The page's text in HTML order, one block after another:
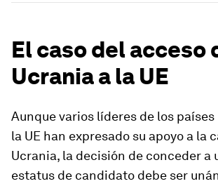
El caso del acceso
Ucrania a la UE
Aunque varios líderes de los
la UE han expresado su apoyo a la
Ucrania, la decisión de conceder a
estatus de candidato debe ser